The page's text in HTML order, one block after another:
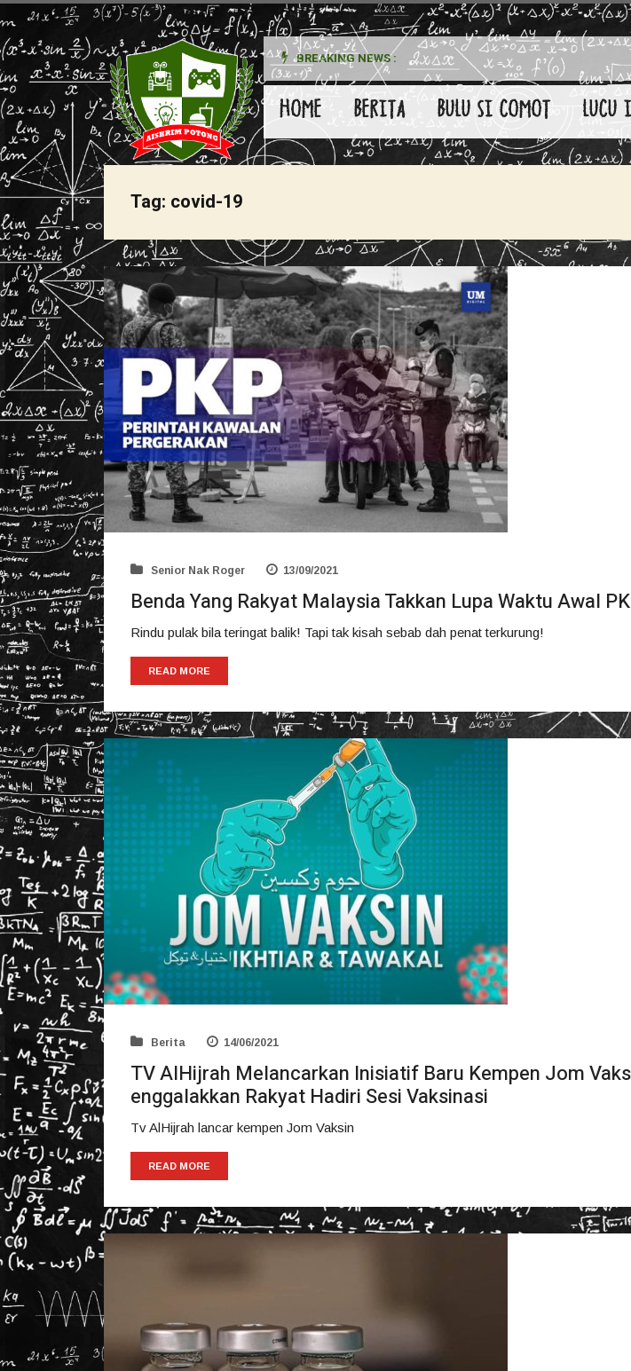
BREAKING NEWS :
HOME BERITA BULU SI COMOT LUCU
Tag: covid-19
Senior Nak Roger 13/09/2021
Benda Yang Rakyat Malaysia Takkan Lupa Waktu Awal
Rindu pulak bila teringat balik! Tapi tak kisah sebab dah penat terkurung!
READ MORE
Berita 14/06/2021
TV AlHijrah Melancarkan Inisiatif Baru Kempen Jom
enggalakkan Rakyat Hadiri Sesi Vaksinasi
Tv AlHijrah lancar kempen Jom Vaksin
READ MORE